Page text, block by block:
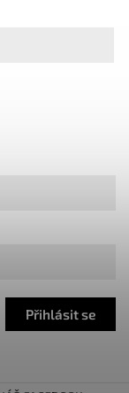
Přihlásit se